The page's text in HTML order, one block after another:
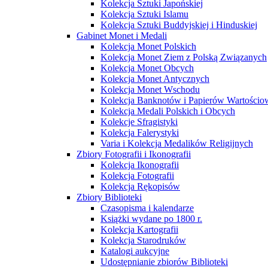
Kolekcja Sztuki Japońskiej
Kolekcja Sztuki Islamu
Kolekcja Sztuki Buddyjskiej i Hinduskiej
Gabinet Monet i Medali
Kolekcja Monet Polskich
Kolekcja Monet Ziem z Polską Związanych
Kolekcja Monet Obcych
Kolekcja Monet Antycznych
Kolekcja Monet Wschodu
Kolekcja Banknotów i Papierów
Kolekcja Medali Polskich i Obcych
Kolekcje Sfragistyki
Kolekcja Falerystyki
Varia i Kolekcja Medalików Religijnych
Zbiory Fotografii i Ikonografii
Kolekcja Ikonografii
Kolekcja Fotografii
Kolekcja Rękopisów
Zbiory Biblioteki
Czasopisma i kalendarze
Książki wydane po 1800 r.
Kolekcja Kartografii
Kolekcja Starodruków
Katalogi aukcyjne
Udostępnianie zbiorów Biblioteki